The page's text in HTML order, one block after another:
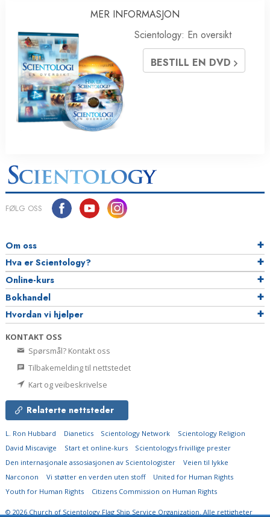
MER INFORMASJON
Scientology: En oversikt
BESTILL EN DVD
FØLG OSS
Om oss
Hva er Scientology?
Online-kurs
Bokhandel
Hvordan vi hjelper
KONTAKT OSS
Spørsmål? Kontakt oss
Tilbakemelding til nettstedet
Kart og veibeskrivelse
Relaterte nettsteder
L. Ron Hubbard Dianetics Scientology Network
Scientology Religion
David Miscavige
Start et online-kurs
Scientologys frivillige prester
Den internasjonale assosiasjonen av Scientologister
Veien til lykke
Narconon
Vi støtter en verden uten stoff
United for Human Rights
Youth for Human Rights
Citizens Commission on Human Rights
© 2026 Church of Scientology Flag Ship Service Organization. Alle rettigheter